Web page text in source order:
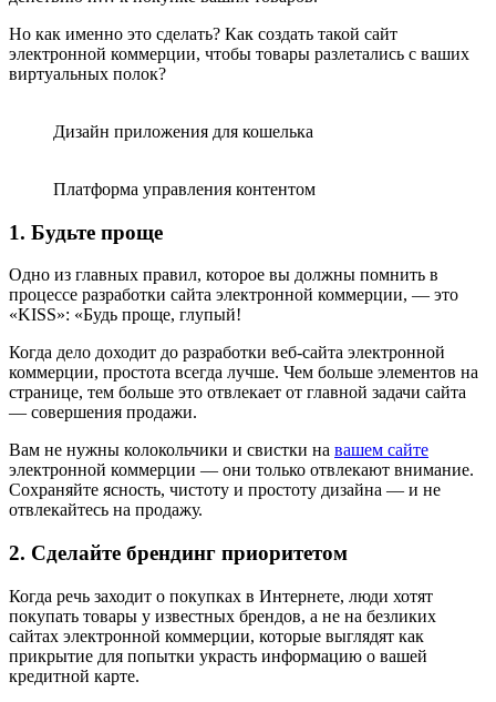
Но как именно это сделать? Как создать такой сайт
электронной коммерции, чтобы товары разлетались с ваших
виртуальных полок?
Дизайн приложения для кошелька
Платформа управления контентом
1. Будьте проще
Одно из главных правил, которое вы должны помнить в
процессе разработки сайта электронной коммерции, — это
«KISS»: «Будь проще, глупый!
Когда дело доходит до разработки веб-сайта электронной
коммерции, простота всегда лучше. Чем больше элементов на
странице, тем больше это отвлекает от главной задачи сайта
— совершения продажи.
Вам не нужны колокольчики и свистки на вашем сайте
электронной коммерции — они только отвлекают внимание.
Сохраняйте ясность, чистоту и простоту дизайна — и не
отвлекайтесь на продажу.
2. Сделайте брендинг приоритетом
Когда речь заходит о покупках в Интернете, люди хотят
покупать товары у известных брендов, а не на безликих
сайтах электронной коммерции, которые выглядят как
прикрытие для попытки украсть информацию о вашей
кредитной карте.